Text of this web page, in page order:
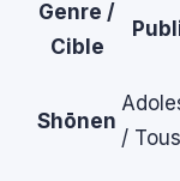
Genre /
Cible
Shōnen
/ Tous